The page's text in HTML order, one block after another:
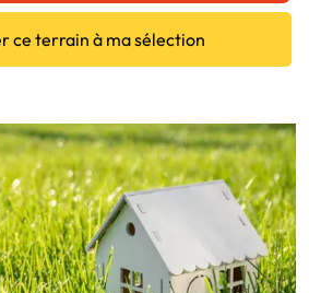
ce terrain à ma sélection